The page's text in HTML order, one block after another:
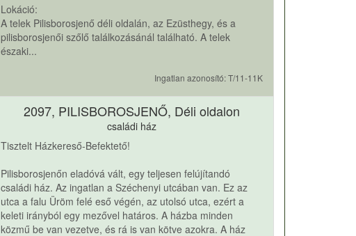
Lokáció:
A telek Pilisborosjenő déli oldalán, az Ezüsthegy, és a
pilisborosjenői szőlő találkozásánál található. A telek
északi...
Ingatlan azonosító: T/11-11K
2097, PILISBOROSJENŐ, Déli oldalon
családi ház
Tisztelt Házkereső-Befektető!
Pilisborosjenőn eladóvá vált, egy teljesen felújítandó
családi ház. Az ingatlan a Széchenyi utcában van. Ez az
utca a falu Üröm felé eső végén, az utolsó utca, ezért a
keleti irányból egy mezővel határos. A házba minden
közmű be van vezetve, és rá is van kötve azokra. A ház